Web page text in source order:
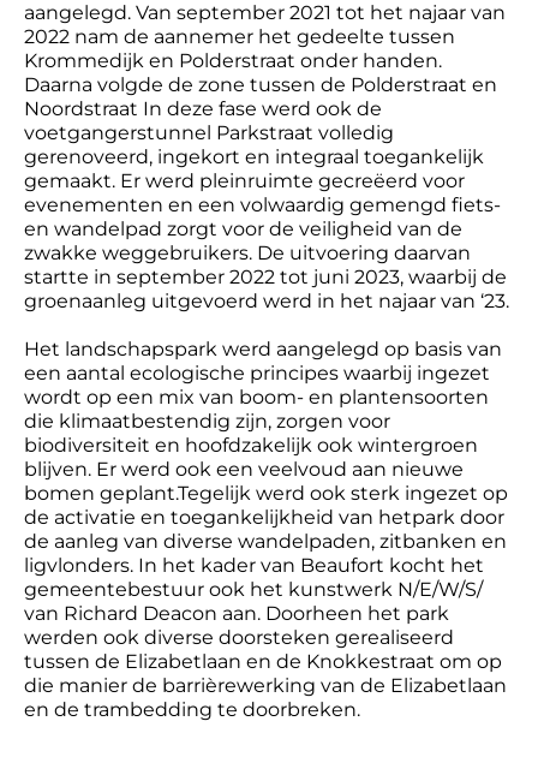
aangelegd. Van september 2021 tot het najaar van
2022 nam de aannemer het gedeelte tussen
Krommedijk en Polderstraat onder handen.
Daarna volgde de zone tussen de Polderstraat en
Noordstraat In deze fase werd ook de
voetgangerstunnel Parkstraat volledig
gerenoveerd, ingekort en integraal toegankelijk
gemaakt. Er werd pleinruimte gecreëerd voor
evenementen en een volwaardig gemengd fiets-
en wandelpad zorgt voor de veiligheid van de
zwakke weggebruikers. De uitvoering daarvan
startte in september 2022 tot juni 2023, waarbij de
groenaanleg uitgevoerd werd in het najaar van ‘23.
Het landschapspark werd aangelegd op basis van
een aantal ecologische principes waarbij ingezet
wordt op een mix van boom- en plantensoorten
die klimaatbestendig zijn, zorgen voor
biodiversiteit en hoofdzakelijk ook wintergroen
blijven. Er werd ook een veelvoud aan nieuwe
bomen geplant.Tegelijk werd ook sterk ingezet op
de activatie en toegankelijkheid van hetpark door
de aanleg van diverse wandelpaden, zitbanken en
ligvlonders. In het kader van Beaufort kocht het
gemeentebestuur ook het kunstwerk N/E/W/S/
van Richard Deacon aan. Doorheen het park
werden ook diverse doorsteken gerealiseerd
tussen de Elizabetlaan en de Knokkestraat om op
die manier de barrièrewerking van de Elizabetlaan
en de trambedding te doorbreken.